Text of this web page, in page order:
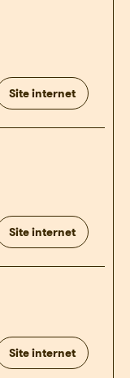
Site internet
Site internet
Site internet